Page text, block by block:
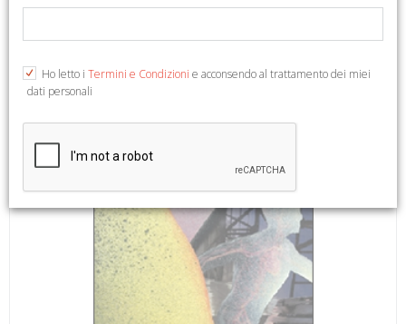
Ho letto i Termini e Condizioni e acconsendo al trattamento dei miei
dati personali